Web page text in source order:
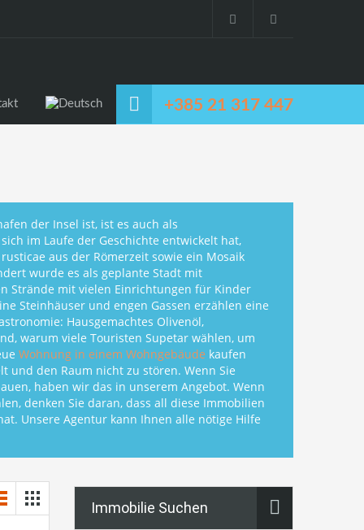
+385 21 317 447
der Insel ist, ist es auch als
im Laufe der Geschichte entwickelt hat,
aus der Römerzeit sowie ein Mosaik
wurde es als geplante Stadt mit
Strände mit vielen Einrichtungen für Kinder
Steinhäuser und engen Gassen erzählen eine
Hausgemachtes Olivenöl,
warum viele Touristen Supetar wählen, um
Wohnung in einem Wohngebäude kaufen
und den Raum nicht zu stören. Wenn Sie
haben wir das in unserem Angebot. Wenn
denken Sie daran, dass all diese Immobilien
Unsere Agentur kann Ihnen alle nötige Hilfe
Immobilie Suchen